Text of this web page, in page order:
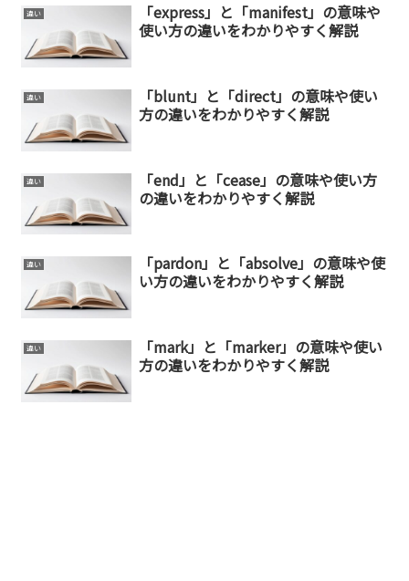
違い
「express」と「manifest」の意味や
使い方の違いをわかりやすく解説
違い
「blunt」と「direct」の意味や使い
方の違いをわかりやすく解説
違い
「end」と「cease」の意味や使い方
の違いをわかりやすく解説
違い
「pardon」と「absolve」の意味や使
い方の違いをわかりやすく解説
違い
「mark」と「marker」の意味や使い
方の違いをわかりやすく解説